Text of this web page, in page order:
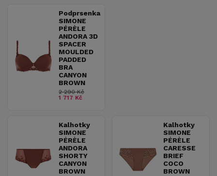
Podprsenka
SIMONE
PÉRÈLE
ANDORA 3D
SPACER
MOULDED
PADDED
BRA
CANYON
BROWN
2 290 Kč
1 717 Kč
Kalhotky
SIMONE
PÉRÈLE
ANDORA
SHORTY
CANYON
BROWN
Kalhotky
SIMONE
PÉRÈLE
CARESSE
BRIEF
COCO
BROWN